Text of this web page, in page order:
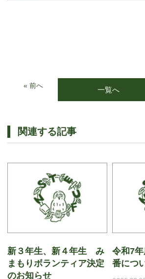
« 前へ 一覧へ
関連する記事
新３年生、新４年生 み
まもりボランティア決定
のお知らせ
令和7
番につ